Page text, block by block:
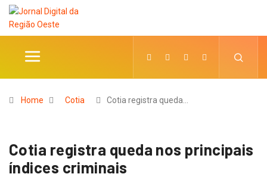
Home Cotia Cotia registra queda…
Cotia registra queda nos principais
índices criminais